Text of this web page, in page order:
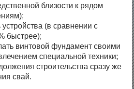
близости к рядом
устройства (в сравнении с
быстрее);
винтовой фундамент своими
специальной техники;
строительства сразу же
свай.